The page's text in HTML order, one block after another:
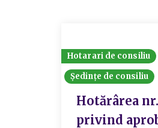
Hotarari de consiliu
Ședințe de consiliu
Hotărârea nr.
privind